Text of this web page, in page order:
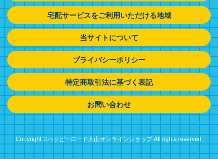
宅配サービスをご利用いただける地域
当サイトについて
プライバシーポリシー
特定商取引法に基づく表記
お問い合わせ
Copyright ©ハッピーロード大山オンラインショップ All rights reserved.